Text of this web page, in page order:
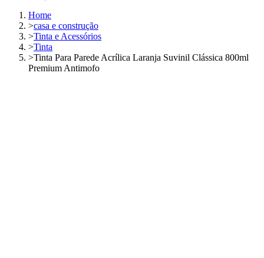
Home
>casa e construção
>Tinta e Acessórios
>Tinta
>Tinta Para Parede Acrílica Laranja Suvinil Clássica 800ml
Premium Antimofo